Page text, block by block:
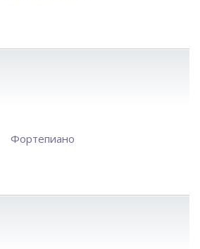
Фортепиано